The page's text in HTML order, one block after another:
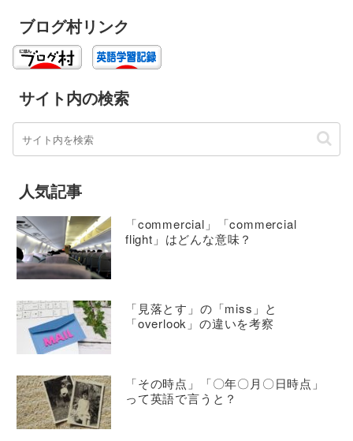
ブログ村リンク
サイト内の検索
人気記事
「commercial」「commercial
flight」はどんな意味？
「見落とす」の「miss」と
「overlook」の違いを考察
「その時点」「〇年〇月〇日時点」
って英語で言うと？